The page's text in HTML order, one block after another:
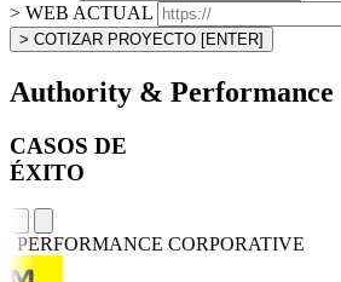
> WEB ACTUAL
> COTIZAR PROYECTO [ENTER]
Authority & Performance
CASOS DE
ÉXITO
CORPORATIVE